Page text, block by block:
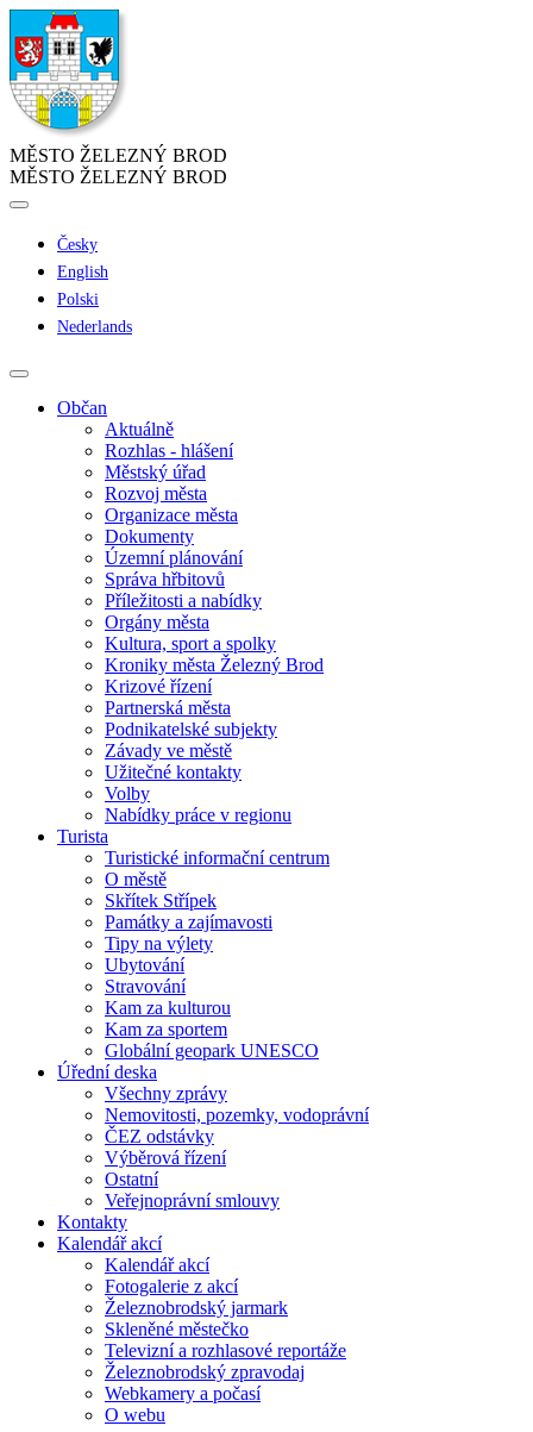
MĚSTO ŽELEZNÝ BROD
MĚSTO ŽELEZNÝ BROD
Česky
English
Polski
Nederlands
Občan
Aktuálně
Rozhlas - hlášení
Městský úřad
Rozvoj města
Organizace města
Dokumenty
Územní plánování
Správa hřbitovů
Příležitosti a nabídky
Orgány města
Kultura, sport a spolky
Kroniky města Železný Brod
Krizové řízení
Partnerská města
Podnikatelské subjekty
Závady ve městě
Užitečné kontakty
Volby
Nabídky práce v regionu
Turista
Turistické informační centrum
O městě
Skřítek Střípek
Památky a zajímavosti
Tipy na výlety
Ubytování
Stravování
Kam za kulturou
Kam za sportem
Globální geopark UNESCO
Úřední deska
Všechny zprávy
Nemovitosti, pozemky, vodoprávní
ČEZ odstávky
Výběrová řízení
Ostatní
Veřejnoprávní smlouvy
Kontakty
Kalendář akcí
Kalendář akcí
Fotogalerie z akcí
Železnobrodský jarmark
Skleněné městečko
Televizní a rozhlasové reportáže
Železnobrodský zpravodaj
Webkamery a počasí
O webu